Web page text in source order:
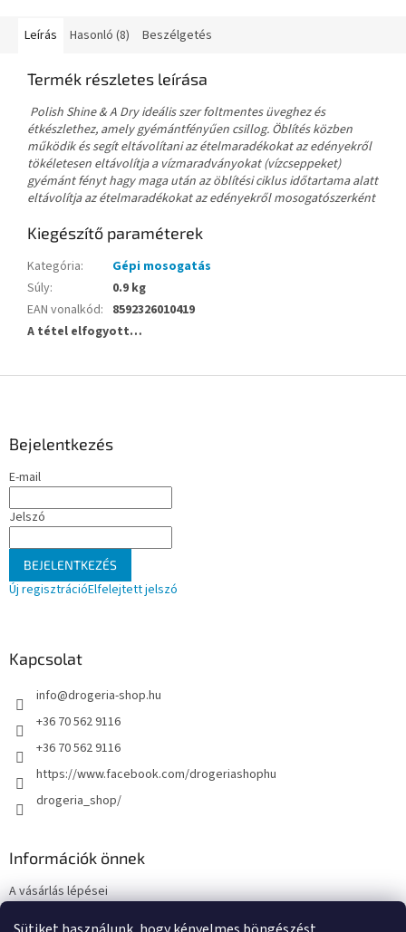
Leírás Hasonló (8) Beszélgetés
Termék részletes leírása
Polish Shine & A Dry ideális szer foltmentes üveghez és
étkészlethez, amely gyémántfényűen csillog. Öblítés közben
működik és segít eltávolítani az ételmaradékokat az edényekről
tökéletesen eltávolítja a vízmaradványokat (vízcseppeket)
gyémánt fényt hagy maga után az öblítési ciklus időtartama alatt
eltávolítja az ételmaradékokat az edényekről mosogatószerként
Kiegészítő paraméterek
Kategória:
Gépi mosogatás
Súly:
0.9 kg
EAN vonalkód: 8592326010419
A tétel elfogyott…
Bejelentkezés
E-mail
Jelszó
BEJELENTKEZÉS
Új regisztrációElfelejtett jelszó
Kapcsolat
info@drogeria-shop.hu
+36 70 562 9116
+36 70 562 9116
https://www.facebook.com/drogeriashophu
drogeria_shop/
Információk önnek
A vásárlás lépései